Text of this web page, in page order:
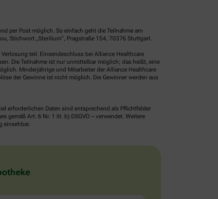
per Post möglich. So einfach geht die Teilnahme am
Stichwort „Sterilium“, Pragstraße 154, 70376 Stuttgart.
teil. Einsendeschluss bei Alliance Healthcare
Die Teilnahme ist nur unmittelbar möglich; das heißt, eine
Minderjährige und Mitarbeiter der Alliance Healthcare
der Gewinne ist nicht möglich. Die Gewinner werden aus
erforderlichen Daten sind entsprechend als Pflichtfelder
gemäß Art. 6 Nr. 1 lit. b) DSGVO – verwendet. Weitere
einsehbar.